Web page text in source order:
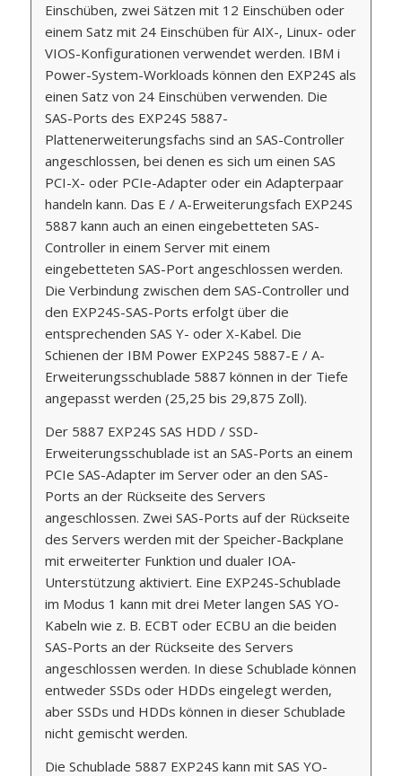
Einschüben, zwei Sätzen mit 12 Einschüben oder
einem Satz mit 24 Einschüben für AIX-, Linux- oder
VIOS-Konfigurationen verwendet werden. IBM i
Power-System-Workloads können den EXP24S als
einen Satz von 24 Einschüben verwenden. Die
SAS-Ports des EXP24S 5887-
Plattenerweiterungsfachs sind an SAS-Controller
angeschlossen, bei denen es sich um einen SAS
PCI-X- oder PCIe-Adapter oder ein Adapterpaar
handeln kann. Das E / A-Erweiterungsfach EXP24S
5887 kann auch an einen eingebetteten SAS-
Controller in einem Server mit einem
eingebetteten SAS-Port angeschlossen werden.
Die Verbindung zwischen dem SAS-Controller und
den EXP24S-SAS-Ports erfolgt über die
entsprechenden SAS Y- oder X-Kabel. Die
Schienen der IBM Power EXP24S 5887-E / A-
Erweiterungsschublade 5887 können in der Tiefe
angepasst werden (25,25 bis 29,875 Zoll).
Der 5887 EXP24S SAS HDD / SSD-
Erweiterungsschublade ist an SAS-Ports an einem
PCIe SAS-Adapter im Server oder an den SAS-
Ports an der Rückseite des Servers
angeschlossen. Zwei SAS-Ports auf der Rückseite
des Servers werden mit der Speicher-Backplane
mit erweiterter Funktion und dualer IOA-
Unterstützung aktiviert. Eine EXP24S-Schublade
im Modus 1 kann mit drei Meter langen SAS YO-
Kabeln wie z. B. ECBT oder ECBU an die beiden
SAS-Ports an der Rückseite des Servers
angeschlossen werden. In diese Schublade können
entweder SSDs oder HDDs eingelegt werden,
aber SSDs und HDDs können in dieser Schublade
nicht gemischt werden.
Die Schublade 5887 EXP24S kann mit SAS YO-